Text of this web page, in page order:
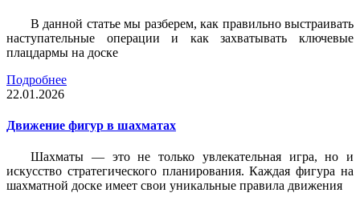
В данной статье мы разберем, как правильно выстраивать
наступательные операции и как захватывать ключевые
плацдармы на доске
Подробнее
22.01.2026
Движение фигур в шахматах
Шахматы — это не только увлекательная игра, но и
искусство стратегического планирования. Каждая фигура на
шахматной доске имеет свои уникальные правила движения